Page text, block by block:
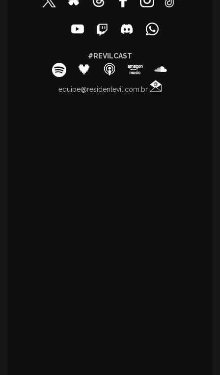
#REVILCAST
equipe@residentevil.com.br